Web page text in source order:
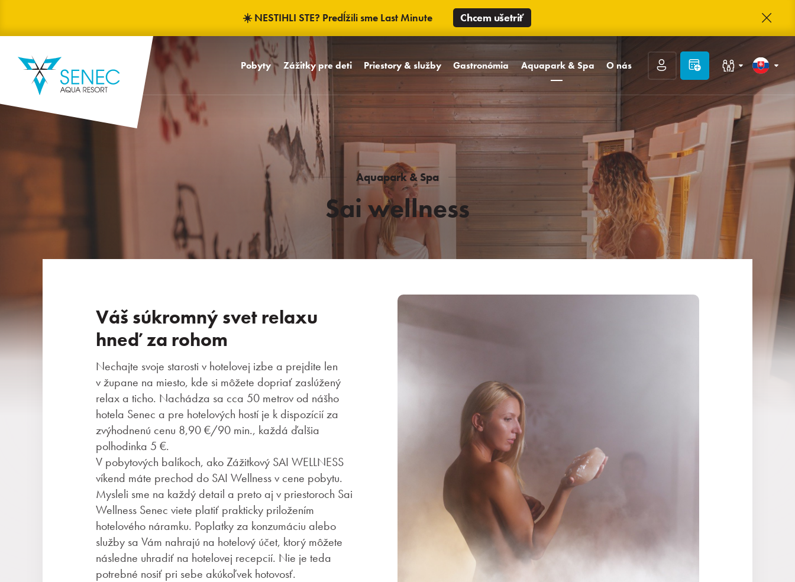
☀️ NESTIHLI STE? Predĺžili sme Last Minute Chcem ušetriť
Pobyty Zážitky pre deti
Babyfriendly koncept
Detský svet MiniMe
Maskoti Kamaráti z Trinity
Detské oslavy
Aquapark
Priestory & služby
Izby
Unikátne priestory
Areál Hotela
Gastronómia
Dizajnové reštaurácie
WCT bar a bowling
Oslavy a svadby
Pool bar
Aquapark & Spa
Aquapark
Masáže Day Spa
O nás
Kontakt
O TRINITY
TRINITY Klub
Kariéra
Hodnotenie hostí
Často kladené otázky
FotogalériaPrihlásiť sa
Registrácia Zabudnuté heslo
Rodiny s deťmi
Kongresy a firmy
Slovenčina
English
Deutsch
Aquapark & Spa
Sai wellness
Váš súkromný svet relaxu
hneď za rohom
Nechajte svoje starosti v hotelovej izbe a prejdite len
v župane na miesto, kde si môžete dopriať zaslúžený
relax a ticho. Nachádza sa cca 50 metrov od nášho
hotela Senec a pre hotelových hostí je k dispozícií za
zvýhodnenú cenu 8,90 €/90 min., každá ďalšia
polhodinka 5 €.
V pobytových balíkoch, ako Zážitkový SAI WELLNESS
víkend máte prechod do SAI Wellness v cene pobytu.
Mysleli sme na každý detail a preto aj v priestoroch Sai
Wellness Senec viete platiť prakticky priložením
hotelového náramku. Poplatky za konzumáciu alebo
služby sa Vám nahrajú na hotelový účet, ktorý môžete
následne uhradiť na hotelovej recepcií. Nie je teda
potrebné nosiť pri sebe akúkoľvek hotovosť.